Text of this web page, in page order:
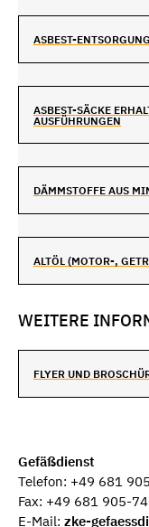
ASBEST-ENTSORGUNG
ASBEST-SÄCKE
AUSFÜHRUNGEN
DÄMMSTOFFE AUS
ALTÖL (MOTOR-,
WEITERE
FLYER UND
Gefäßdienst
Telefon: +49 681
Fax: +49 681 905-
E-Mail: zke-